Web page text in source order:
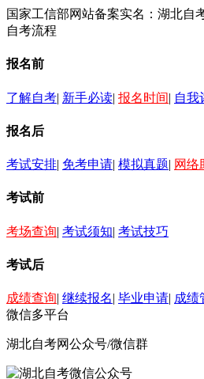
国家工信部网站备案实名：湖北自
自考流程
报名前
了解自考| 新手必读| 报名时间| 自我
报名后
考试安排| 免考申请| 模拟真题| 网络
考试前
考场查询| 考试须知| 考试技巧
考试后
成绩查询| 继续报名| 毕业申请| 成绩
微信多平台
湖北自考网公众号/微信群